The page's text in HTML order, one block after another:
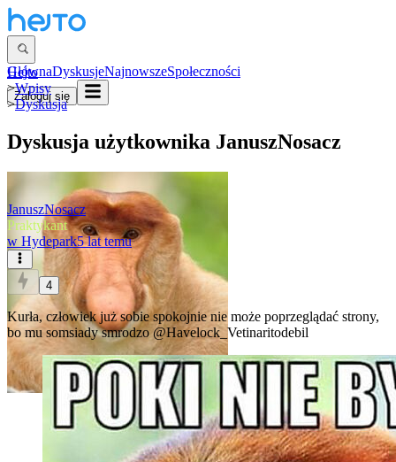
GłównaDyskusjeNajnowszeSpołeczności
Zaloguj się
Hejto
>Wpisy
>Dyskusja
Dyskusja użytkownika JanuszNosacz
JanuszNosacz
Praktykant
w Hydepark5 lat temu
4
Kurła, człowiek już sobie spokojnie nie może poprzeglądać strony,
bo mu somsiady smrodzo@Havelock_Vetinaritodebil